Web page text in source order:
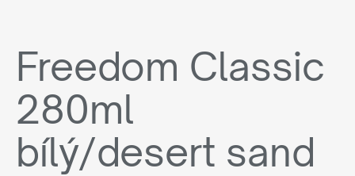
Freedom Classic
280ml
bílý/desert sand